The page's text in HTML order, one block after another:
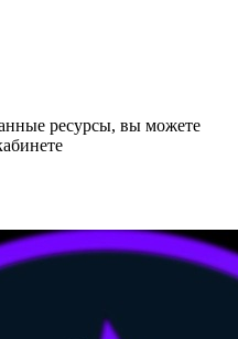
ресурсы, вы можете